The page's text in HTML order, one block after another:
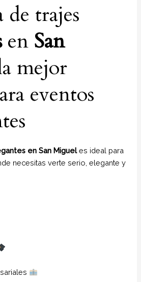
de trajes
en San
mejor
eventos
en San Migueles ideal para
necesitas verte serio, elegante y